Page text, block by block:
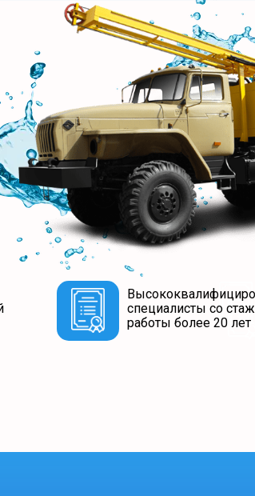
специалисты со
работы более 20 лет